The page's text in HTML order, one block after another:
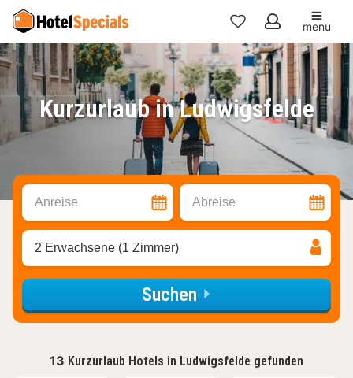
Meine
Favoriten
menu
Kurzurlaub in Ludwigsfelde
Anreise Abreise
2 Erwachsene (1 Zimmer)
Suchen
13 Kurzurlaub Hotels in Ludwigsfelde gefunden